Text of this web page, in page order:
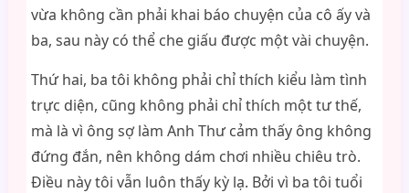
vừa không cần phải khai báo chuyện của cô ấy và
ba, sau này có thể che giấu được một vài chuyện.
Thứ hai, ba tôi không phải chỉ thích kiểu làm tình
trực diện, cũng không phải chỉ thích một tư thế,
mà là vì ông sợ làm Anh Thư cảm thấy ông không
đứng đắn, nên không dám chơi nhiều chiêu trò.
Điều này tôi vẫn luôn thấy kỳ lạ. Bởi vì ba tôi tuổi